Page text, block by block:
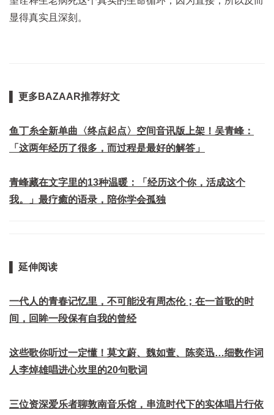
显得真实且深刻。
▌ 更多BAZAAR推荐好文
鱼丁糸全新单曲〈终点起点〉空间音讯版上架！吴青峰：
「这两年经历了很多，而过程是最好的解答」
青峰藏在文字里的13种温暖：「经历这个你，活成这个
我。」最疗癒的语录，陪你学会孤独
▌ 延伸阅读
一代人的青春记忆里，不可能没有周杰伦；在一首歌的时
间，回眸一段保有自我的曾经
这些歌你听过一定懂！莫文蔚、魏如萱、陈奕迅…细数作词
人李焯雄唱进心坎里的20句歌词
三位资深爱乐者聊敦南音乐馆，串流时代下的实体唱片行依